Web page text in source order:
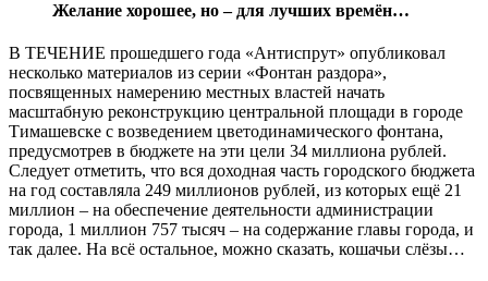
Желание хорошее, но – для лучших времён…
В ТЕЧЕНИЕ прошедшего года «Антиспрут» опубликовал
несколько материалов из серии «Фонтан раздора»,
посвященных намерению местных властей начать
масштабную реконструкцию центральной площади в городе
Тимашевске с возведением цветодинамического фонтана,
предусмотрев в бюджете на эти цели 34 миллиона рублей.
Следует отметить, что вся доходная часть городского бюджета
на год составляла 249 миллионов рублей, из которых ещё 21
миллион – на обеспечение деятельности администрации
города, 1 миллион 757 тысяч – на содержание главы города, и
так далее. На всё остальное, можно сказать, кошачьи слёзы…